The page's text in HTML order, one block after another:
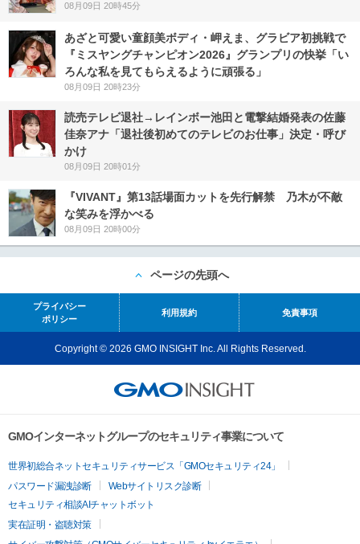
08月09日 20時45分
あざと可愛い童顔美ボディ・岬えま、グラビア初挑戦で
『ミスヤングチャンピオン2026』グランプリの快挙「い
ろんな私を見てもらえるように頑張る」
08月09日 20時23分
読売テレビ退社→レインボー池田と電撃結婚発表の佐藤
佳奈アナ「退社後初めてのテレビのお仕事」決定・呼び
かけ
08月09日 20時01分
『VIVANT』第13話場面カットを先行解禁 乃木が不敵
な笑みを浮かべる
08月09日 20時00分
ページの先頭へ
プライバシー
ポリシー
利用規約 免責事項
Copyright © 2026 GMO INSIGHT Inc. All Rights Reserved.
GMOインターネットグループのセキュリティ事業について
世界初総合ネットセキュリティサービス「GMOセキュリティ24」
パスワード漏洩診断
Webサイトリスク診断
セキュリティ相談AIチャットボット
実在証明・盗聴対策